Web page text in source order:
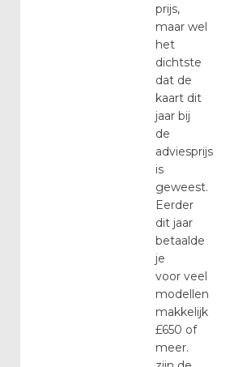
prijs,
maar wel
het
dichtste
dat de
kaart dit
jaar bij
de
adviesprijs
is
geweest.
Eerder
dit jaar
betaalde
je
voor veel
modellen
makkelijk
£650 of
meer.